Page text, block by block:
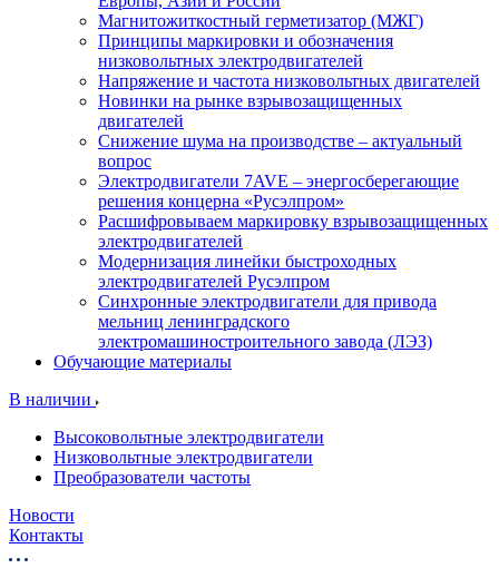
Магнитожиткостный герметизатор (МЖГ)
Принципы маркировки и обозначения
низковольтных электродвигателей
Напряжение и частота низковольтных двигателей
Новинки на рынке взрывозащищенных
двигателей
Снижение шума на производстве – актуальный
вопрос
Электродвигатели 7AVE – энергосберегающие
решения концерна «Русэлпром»
Расшифровываем маркировку взрывозащищенных
электродвигателей
Модернизация линейки быстроходных
электродвигателей Русэлпром
Синхронные электродвигатели для привода
мельниц ленинградского
электромашиностроительного завода (ЛЭЗ)
Обучающие материалы
В наличии
Высоковольтные электродвигатели
Низковольтные электродвигатели
Преобразователи частоты
Новости
Контакты